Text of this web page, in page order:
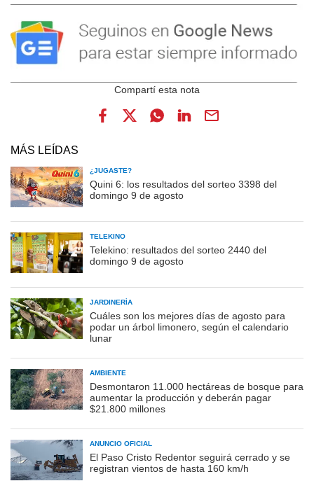
MÁS LEÍDAS
¿JUGASTE?
Quini 6: los resultados del sorteo 3398 del
domingo 9 de agosto
TELEKINO
Telekino: resultados del sorteo 2440 del
domingo 9 de agosto
JARDINERÍA
Cuáles son los mejores días de agosto para
podar un árbol limonero, según el calendario
lunar
AMBIENTE
Desmontaron 11.000 hectáreas de bosque para
aumentar la producción y deberán pagar
$21.800 millones
ANUNCIO OFICIAL
El Paso Cristo Redentor seguirá cerrado y se
registran vientos de hasta 160 km/h